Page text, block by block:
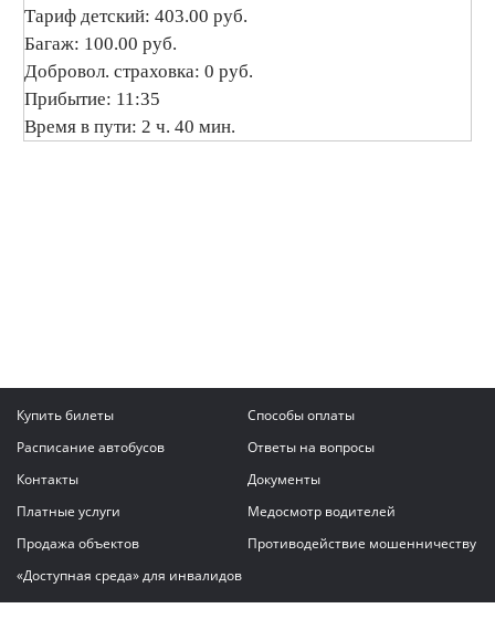
Тариф детский: 403.00 руб.
Багаж: 100.00 руб.
Добровол. страховка: 0 руб.
Прибытие: 11:35
Время в пути: 2 ч. 40 мин.
Купить билеты
Способы оплаты
Расписание автобусов
Ответы на вопросы
Контакты
Документы
Платные услуги
Медосмотр водителей
Продажа объектов
Противодействие мошенничеству
«Доступная среда» для инвалидов